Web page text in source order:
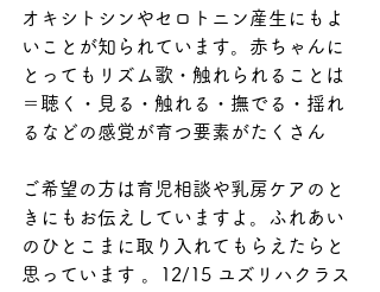
オキシトシンやセロトニン産生にもよ
いことが知られています。赤ちゃんに
とってもリズム歌・触れられることは
＝聴く・見る・触れる・撫でる・揺れ
るなどの感覚が育つ要素がたくさん
ご希望の方は育児相談や乳房ケアのと
きにもお伝えしていますよ。ふれあい
のひとこまに取り入れてもらえたらと
思っています 。12/15 ユズリハクラス